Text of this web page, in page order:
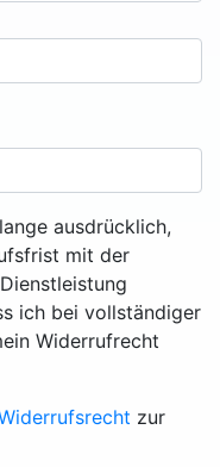
ausdrücklich,
mit der
ich bei vollständiger
Widerrufrecht
zur